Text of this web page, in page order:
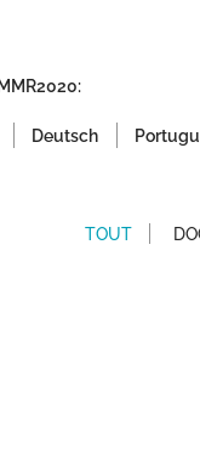
Deutsch
TOUT